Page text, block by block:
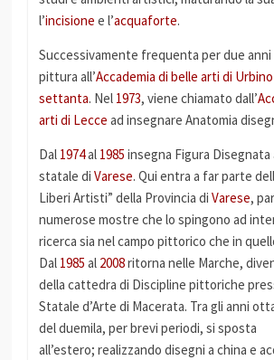
l’incisione e l’acquaforte.
Successivamente frequenta per due anni
pittura all’Accademia di belle arti di Urbino
settanta. Nel 1973, viene chiamato dall’
arti di Lecce ad insegnare Anatomia
Dal 1974al 1985 insegna Figura
statale di Varese. Qui entra a far parte
Liberi Artisti” della Provincia di Varese,
numerose mostre che lo spingono ad
ricerca sia nel campo pittorico che in
Dal 1985 al 2008ritorna nelle Marche,
della cattedra di Discipline pittoriche
Statale d’Arte di Macerata. Tra gli anni
del duemila, per brevi periodi, si sposta
all’estero; realizzando disegni a china e